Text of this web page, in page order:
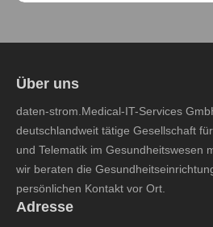
Über uns
daten-strom.Medical-IT-Services
deutschlandweit tätige Gesellschaft
und Telematik im Gesundheitswesen
wir beraten die
persönlichen Kontakt vor Ort.
Adresse